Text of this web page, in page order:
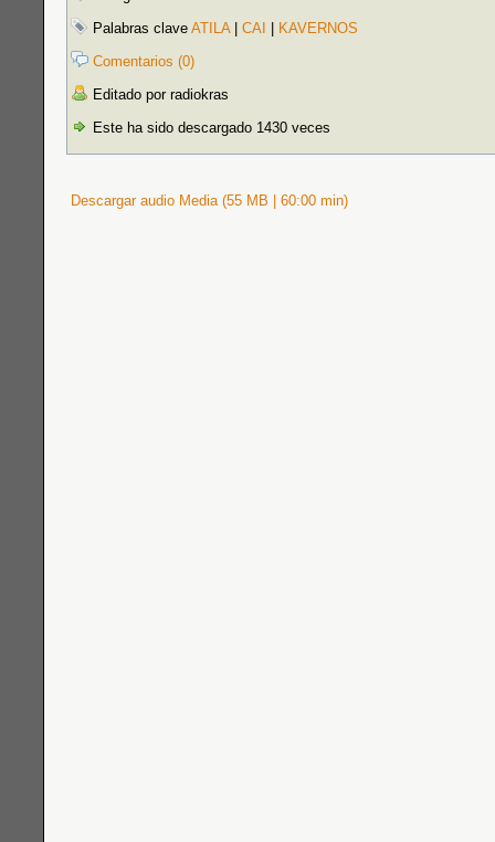
Palabras clave ATILA| CAI
KAVERNOS
Comentarios (0)
Editado por radiokras
Este ha sido descargado 1430 veces
Descargar audio Media (55 MB | 60:00 min)